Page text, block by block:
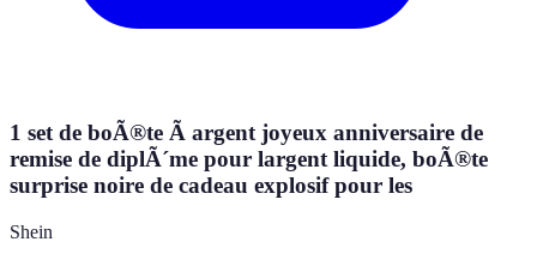
1 set de boÃ®te Ã argent joyeux anniversaire de
remise de diplÃ´me pour largent liquide, boÃ®te
surprise noire de cadeau explosif pour les
Shein